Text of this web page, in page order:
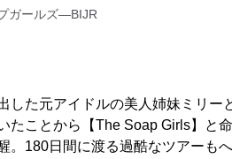
ガールズ―BIJR
した元アイドルの美人姉妹ミリー
たことから【The Soap Girls】と
。180日間に渡る過酷なツアーも